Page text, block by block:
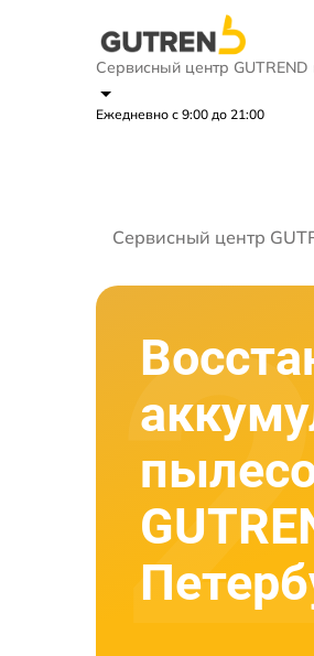
Сервисный центр GUTREND
Ежедневно с 9:00 до 21:00
Сервисный центр